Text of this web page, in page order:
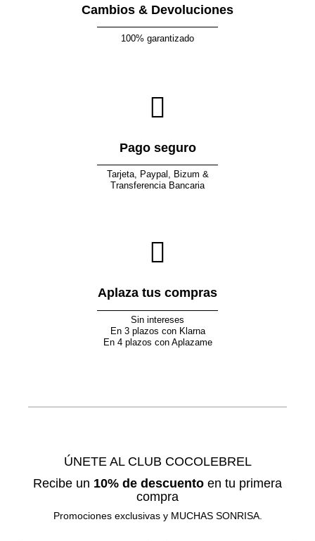
Cambios & Devoluciones
100% garantizado
Pago seguro
Tarjeta, Paypal, Bizum &
Transferencia Bancaria
Aplaza tus compras
Sin intereses
En 3 plazos con Klarna
En 4 plazos con Aplazame
ÚNETE AL CLUB COCOLEBREL
Recibe un 10% de descuento en tu primera
compra
Promociones exclusivas y MUCHAS SONRISA.